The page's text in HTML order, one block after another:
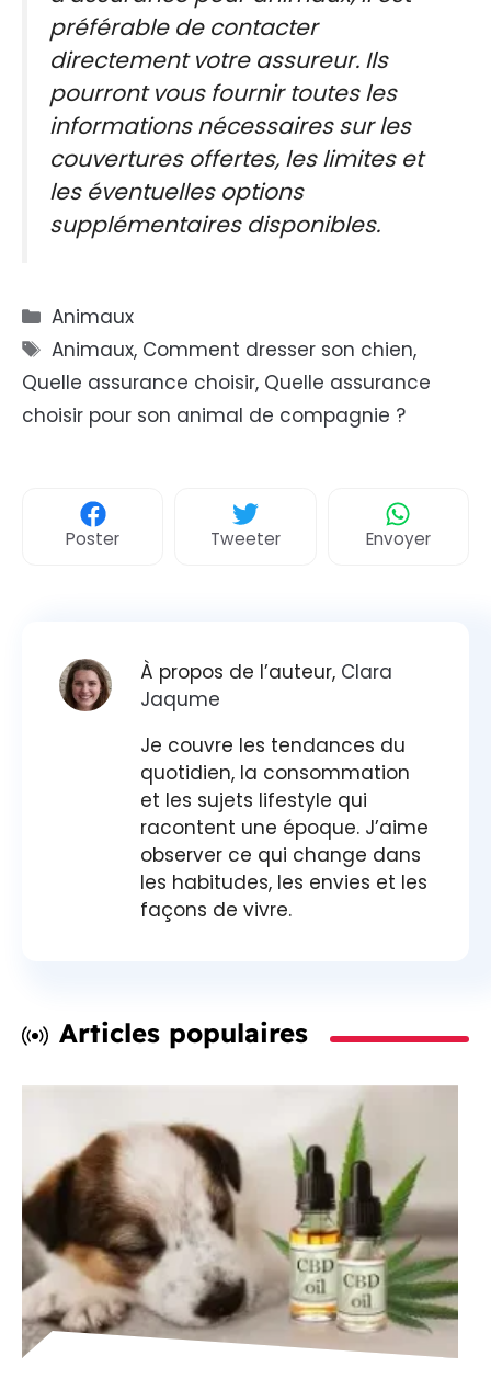
préférable de contacter
directement votre assureur. Ils
pourront vous fournir toutes les
informations nécessaires sur les
couvertures offertes, les limites et
les éventuelles options
supplémentaires disponibles.
Catégories
Animaux
Étiquettes
Animaux, Comment dresser son chien,
Quelle assurance choisir, Quelle assurance
choisir pour son animal de compagnie ?
Poster Tweeter Envoyer
À propos de l’auteur, Clara
Jaqume
Je couvre les tendances du
quotidien, la consommation
et les sujets lifestyle qui
racontent une époque. J’aime
observer ce qui change dans
les habitudes, les envies et les
façons de vivre.
Articles populaires